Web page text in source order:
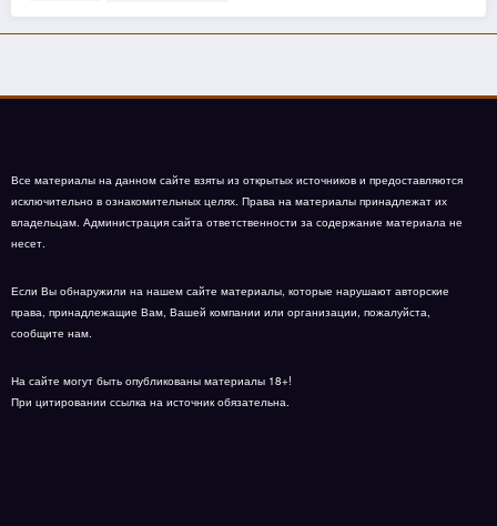
Все материалы на данном сайте взяты из открытых источников и предоставляются
исключительно в ознакомительных целях. Права на материалы принадлежат их
владельцам. Администрация сайта ответственности за содержание материала не
несет.
Если Вы обнаружили на нашем сайте материалы, которые нарушают авторские
права, принадлежащие Вам, Вашей компании или организации, пожалуйста,
сообщите нам.
На сайте могут быть опубликованы материалы 18+!
При цитировании ссылка на источник обязательна.